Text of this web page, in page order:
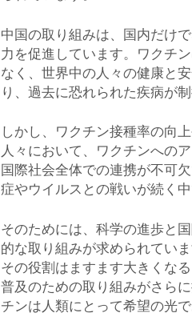
中国の取り組みは、国内だけ
力を促進しています。ワクチ
なく、世界中の人々の健康と
り、過去に恐れられた疾病が
しかし、ワクチン接種率の向
人々において、ワクチンへの
国際社会全体での連携が不可
症やウイルスとの戦いが続く
そのためには、科学の進歩と
的な取り組みが求められてい
その役割はますます大きくな
普及のための取り組みがさら
チンは人類にとって希望の光